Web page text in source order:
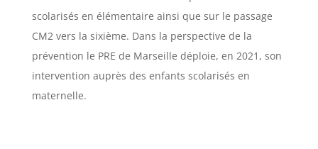
scolarisés en élémentaire ainsi que sur le passage
CM2 vers la sixième. Dans la perspective de la
prévention le PRE de Marseille déploie, en 2021, son
intervention auprès des enfants scolarisés en
maternelle.